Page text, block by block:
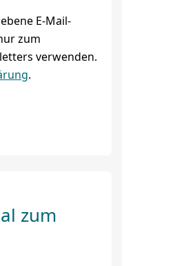
E-Mail-
zum
verwenden.
.
zum